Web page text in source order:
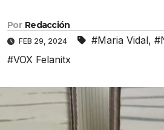
Por Redacción
FEB 29, 2024 #Maria Vidal,
#VOX Felanitx